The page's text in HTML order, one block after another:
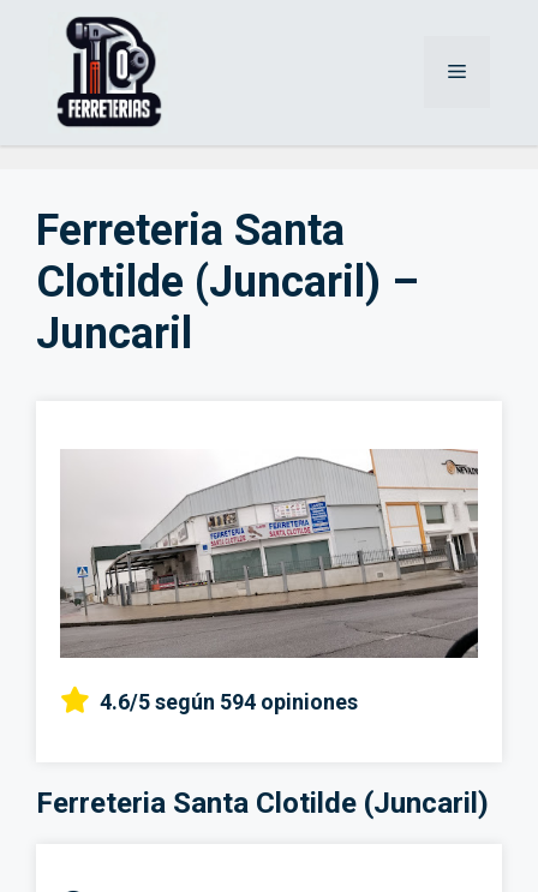
Menú
Ferreteria Santa
Clotilde (Juncaril) –
Juncaril
4.6/5según 594 opiniones
Ferreteria Santa Clotilde (Juncaril)